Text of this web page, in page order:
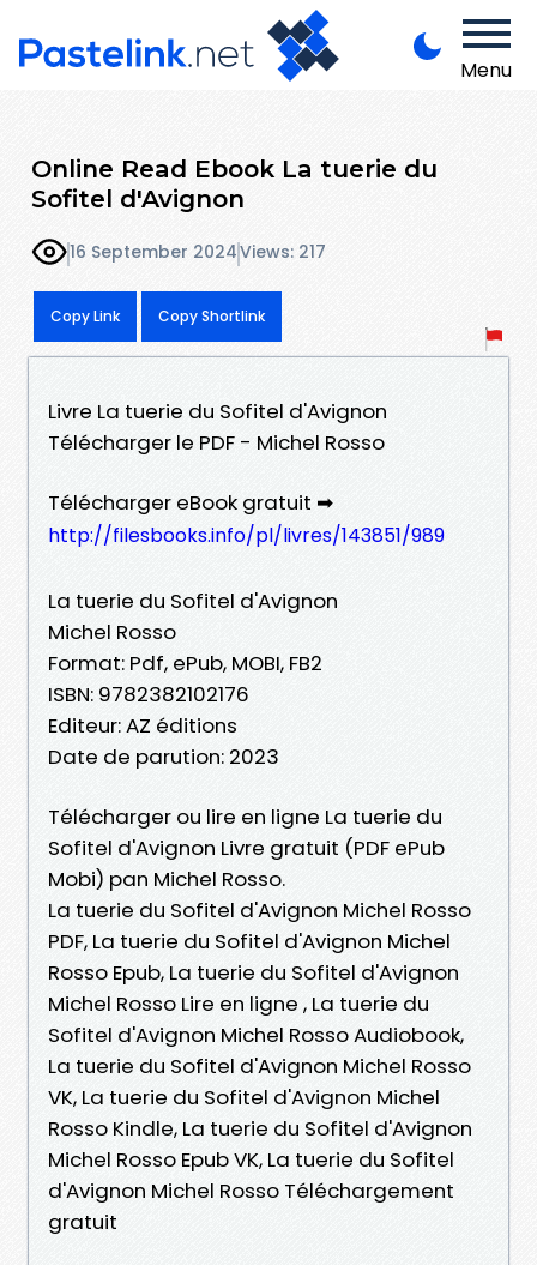
Menu
Online Read Ebook La tuerie du
Sofitel d'Avignon
16 September 2024Views: 217
Copy Link Copy Shortlink
Livre La tuerie du Sofitel d'Avignon
Télécharger le PDF - Michel Rosso
Télécharger eBook gratuit ➡
http://filesbooks.info/pl/livres/143851/989
La tuerie du Sofitel d'Avignon
Michel Rosso
Format: Pdf, ePub, MOBI, FB2
ISBN: 9782382102176
Editeur: AZ éditions
Date de parution: 2023
Télécharger ou lire en ligne La tuerie du
Sofitel d'Avignon Livre gratuit (PDF ePub
Mobi) pan Michel Rosso.
La tuerie du Sofitel d'Avignon Michel Rosso
PDF, La tuerie du Sofitel d'Avignon Michel
Rosso Epub, La tuerie du Sofitel d'Avignon
Michel Rosso Lire en ligne , La tuerie du
Sofitel d'Avignon Michel Rosso Audiobook,
La tuerie du Sofitel d'Avignon Michel Rosso
VK, La tuerie du Sofitel d'Avignon Michel
Rosso Kindle, La tuerie du Sofitel d'Avignon
Michel Rosso Epub VK, La tuerie du Sofitel
d'Avignon Michel Rosso Téléchargement
gratuit